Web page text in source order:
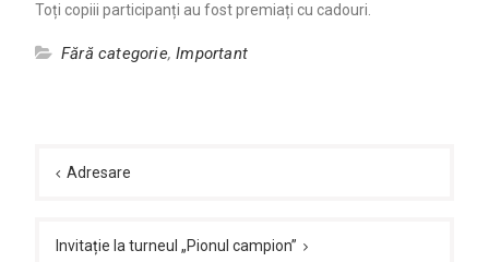
Toți copiii participanți au fost premiați cu cadouri.
Fără categorie,Important
Adresare
Invitație la turneul „Pionul campion”